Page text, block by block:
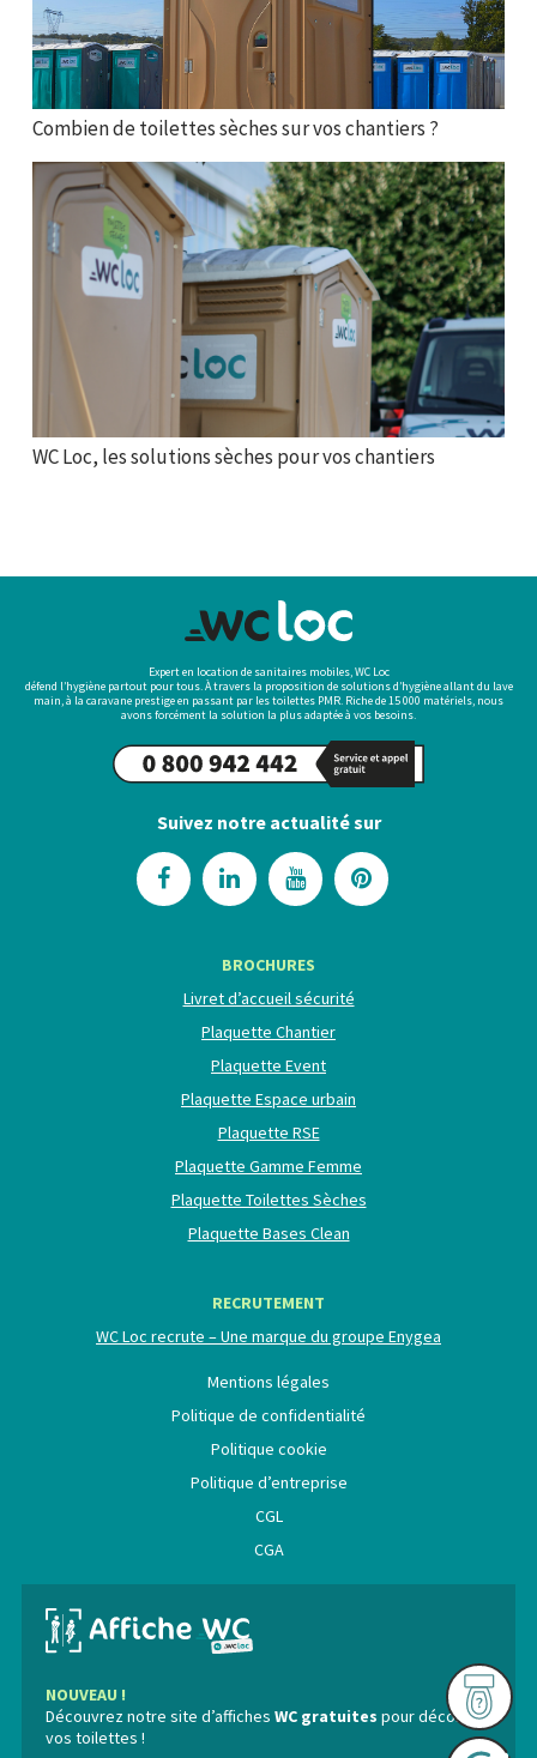
Combien de toilettes sèches sur vos chantiers ?
WC Loc, les solutions sèches pour vos chantiers
Expert en location de sanitaires mobiles, WC Loc
défend l’hygiène partout pour tous. À travers la proposition de solutions d’hygiène allant du lave
main, à la caravane prestige en passant par les toilettes PMR. Riche de 15 000 matériels, nous
avons forcément la solution la plus adaptée à vos besoins.
Suivez notre actualité sur
BROCHURES
Livret d’accueil sécurité
Plaquette Chantier
Plaquette Event
Plaquette Espace urbain
Plaquette RSE
Plaquette Gamme Femme
Plaquette Toilettes Sèches
Plaquette Bases Clean
RECRUTEMENT
WC Loc recrute – Une marque du groupe Enygea
Mentions légales
Politique de confidentialité
Politique cookie
Politique d’entreprise
CGL
CGA
NOUVEAU !
Découvrez notre site d’affiches WC gratuites pour décorer
vos toilettes !